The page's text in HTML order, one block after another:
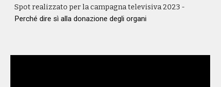
Spot realizzato per la campagna televisiva 2023 -
Perché dire sì alla donazione degli organi